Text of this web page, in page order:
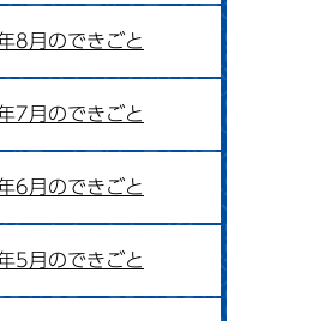
8月のできごと
7月のできごと
6月のできごと
5月のできごと